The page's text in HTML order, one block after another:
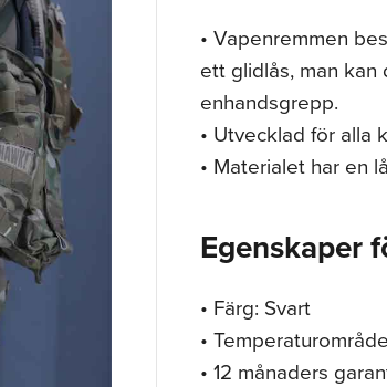
• Vapenremmen
ett glidlås, man
enhandsgrepp.
• Utvecklad för alla
• Materialet har en
Egenskaper
• Färg: Svart
•
• 12 månaders